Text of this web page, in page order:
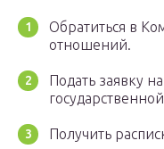
Обратиться в
отношений.
Подать заявку
Получить